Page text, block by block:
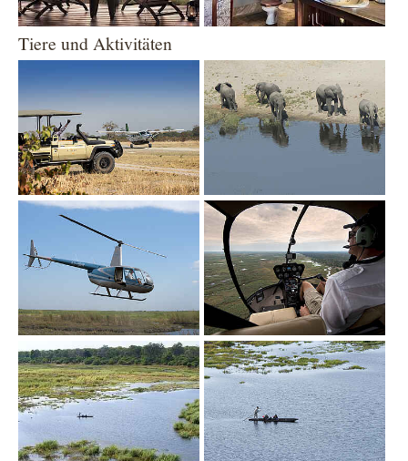
Tiere und Aktivitäten
Show larger version
Show larger version Show larger version
Show larger version Show larger version